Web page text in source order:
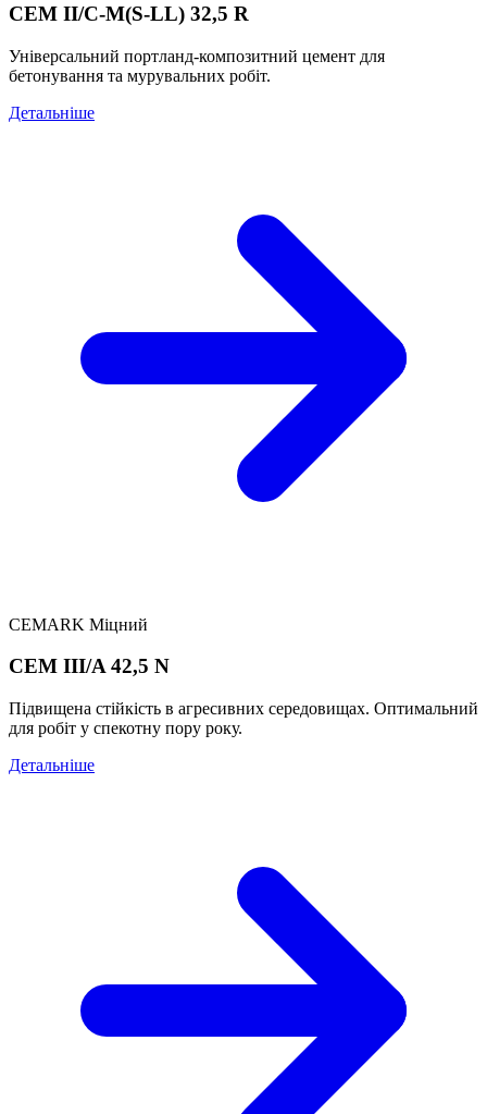
CEM II/C-M(S-LL) 32,5 R
Універсальний портланд-композитний цемент для
бетонування та мурувальних робіт.
Детальніше
CEMARK Міцний
CEM III/A 42,5 N
Підвищена стійкість в агресивних середовищах. Оптимальний
для робіт у спекотну пору року.
Детальніше